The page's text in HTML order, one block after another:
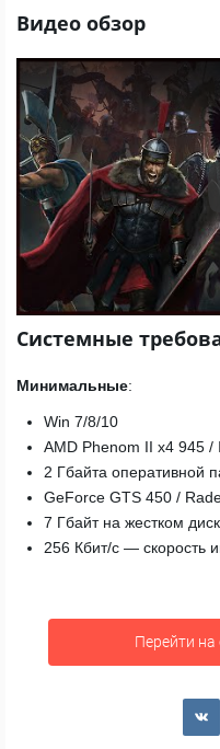
Видео обзор
Системные
Минимальные:
Win 7/8/10
AMD Phenom II x4 945 /
2 Гбайта оперативной
GeForce GTS 450 /
7 Гбайт на жестком
256 Кбит/с — скорость
Перейти